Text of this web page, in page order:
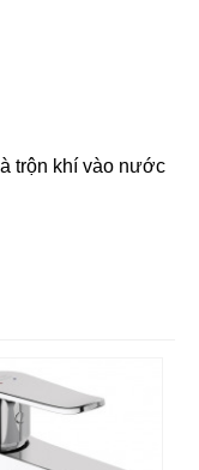
trộn khí vào nước